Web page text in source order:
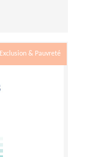
Exclusion & Pauvreté